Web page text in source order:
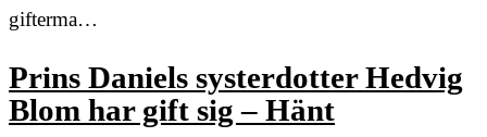
gifterma…
Prins Daniels systerdotter Hedvig
Blom har gift sig – Hänt